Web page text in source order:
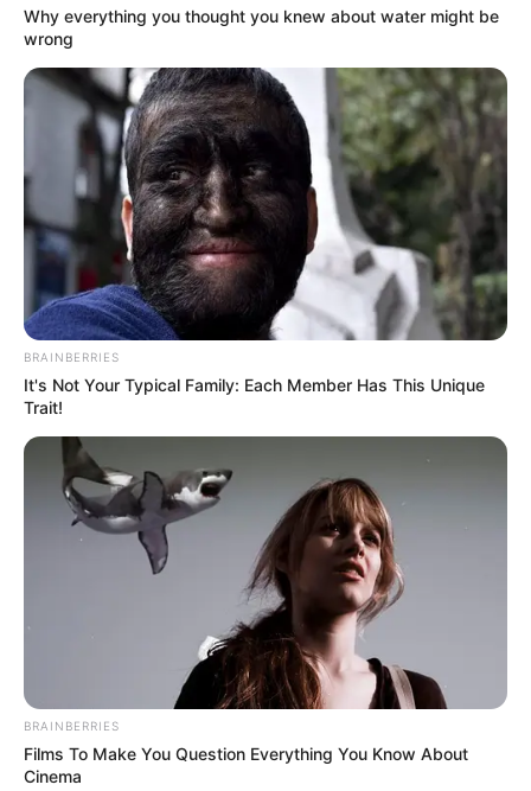
Why everything you thought you knew about water might be
wrong
BRAINBERRIES
It's Not Your Typical Family: Each Member Has This Unique
Trait!
BRAINBERRIES
Films To Make You Question Everything You Know About
Cinema